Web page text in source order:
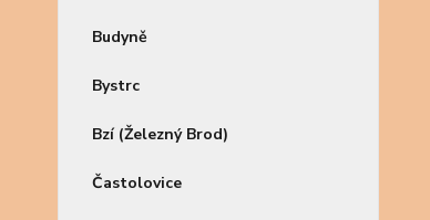
Budyně
Bystrc
Bzí (Železný Brod)
Častolovice